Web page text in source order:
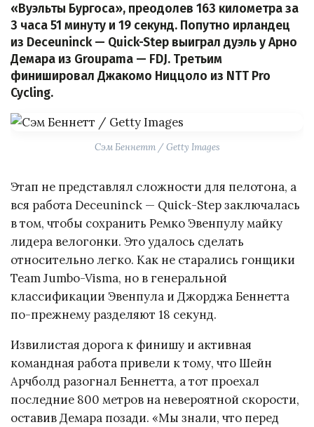
«Вуэльты Бургоса», преодолев 163 километра за
3 часа 51 минуту и 19 секунд. Попутно ирландец
из Deceuninck — Quick-Step выиграл дуэль у Арно
Демара из Groupama — FDJ. Третьим
финишировал Джакомо Ниццоло из NTT Pro
Cycling.
Сэм Беннетт / Getty Images
Этап не представлял сложности для пелотона, а
вся работа Deceuninck — Quick-Step заключалась
в том, чтобы сохранить Ремко Эвенпулу майку
лидера велогонки. Это удалось сделать
относительно легко. Как не старались гонщики
Team Jumbo-Visma, но в генеральной
классификации Эвенпула и Джорджа Беннетта
по-прежнему разделяют 18 секунд.
Извилистая дорога к финишу и активная
командная работа привели к тому, что Шейн
Арчболд разогнал Беннетта, а тот проехал
последние 800 метров на невероятной скорости,
оставив Демара позади. «Мы знали, что перед